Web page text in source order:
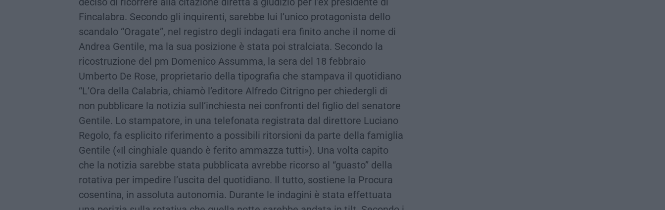
Fincalabra. Secondo gli inquirenti, sarebbe lui l’unico protagonista dello
scandalo “Oragate”, nel registro degli indagati era finito anche il nome di
Andrea Gentile, ma la sua posizione è stata poi stralciata. Secondo la
ricostruzione del pm Domenico Assumma, la sera del 18 febbraio
Umberto De Rose, proprietario della tipografia che stampava il quotidiano
“L’Ora della Calabria, chiamò l’editore Alfredo Citrigno per chiedergli di
non pubblicare la notizia sull’inchiesta nei confronti del figlio del senatore
Gentile. Lo stampatore, in una telefonata registrata dal direttore Luciano
Regolo, fa esplicito riferimento a possibili ritorsioni da parte della famiglia
Gentile («Il cinghiale quando è ferito ammazza tutti»). Una volta capito
che la notizia sarebbe stata pubblicata avrebbe ricorso al “guasto” della
rotativa per impedire l’uscita del quotidiano. Il tutto, sostiene la Procura
cosentina, in assoluta autonomia. Durante le indagini è stata effettuata